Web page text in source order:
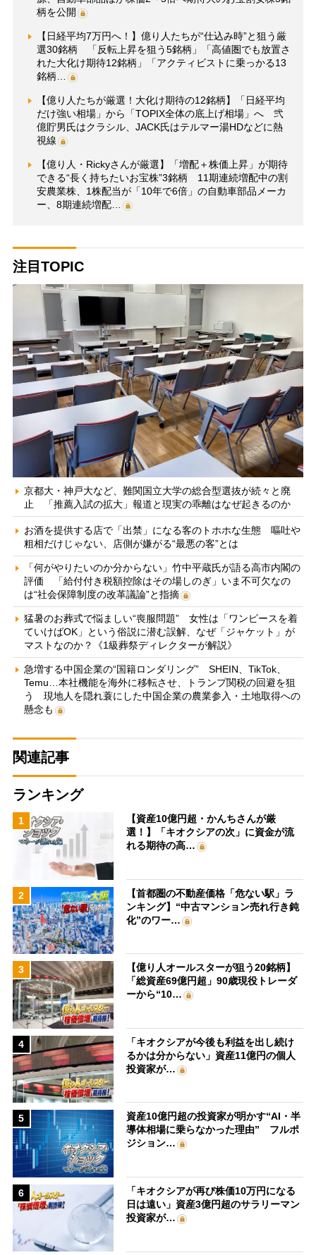
柄を公開
【日経平均7万円へ！】億り人たちが“仕込み時”と狙う厳
選30銘柄 「反転上昇を狙う5銘柄」「高値圏でも放置さ
れた大化け期待12銘柄」「アクティビストに乗っかる13
銘柄…
【億り人たちが厳選！大化け期待の12銘柄】「日経平均
だけ強い相場」から「TOPIX全体の底上げ相場」へ 弐
億貯男氏はクラシル、JACK氏はテルマー湯HDなどに熱
視線
【億り人・Rickyさんが厳選】「増配＋株価上昇」が期待
できる“長く持ちたいお宝株”3銘柄 11期連続増配中の割
安農業株、1株配当が「10年で6倍」の自動車部品メーカ
ー、8期連続増配…
注目TOPIC
京都大・神戸大など、難関国立大学の総合型選抜が続々と廃
止 「推薦入試の拡大」報道と現実の乖離はなぜ起きるのか
お酒を提供する店で「出禁」になる客のトホホな生態 嘔吐や
粗相だけじゃない、店側が嫌がる“最悪の客”とは
「何がやりたいのか分からない」竹中平蔵氏が語る高市内閣の
評価 「給付付き税額控除はその場しのぎ」いま不可欠なの
は“社会保障制度の改革議論”と指摘
猛暑のお葬式で悩ましい“喪服問題” 女性は「ワンピースを着
ていけばOK」という俗説に潜む誤解、なぜ「ジャケット」が
マストなのか？《1級葬祭ディレクターが解説》
急増する中国企業の“国籍ロンダリング” SHEIN、TikTok、
Temu…本社機能を海外に移転させ、トランプ関税の回避を狙
う 現地人を隠れ蓑にした中国企業の農業参入・土地取得への
懸念も
関連記事
ランキング
1
【資産10億円超・かんちさんが厳
選！】「キオクシアの次」に資金が流
れる期待の高…
2
【首都圏の不動産価格「危ない駅」ラ
ンキング】“中古マンション売れ行き鈍
化”のワー…
3
【億り人オールスターが狙う20銘柄】
「総資産69億円超」90歳現役トレーダ
ーから“10…
4
「キオクシアが今後も利益を出し続け
るかは分からない」資産11億円の個人
投資家が…
5
資産10億円超の投資家が明かす“AI・半
導体相場に乗らなかった理由” フルポ
ジション…
6
「キオクシアが再び株価10万円になる
日は遠い」資産3億円超のサラリーマン
投資家が…